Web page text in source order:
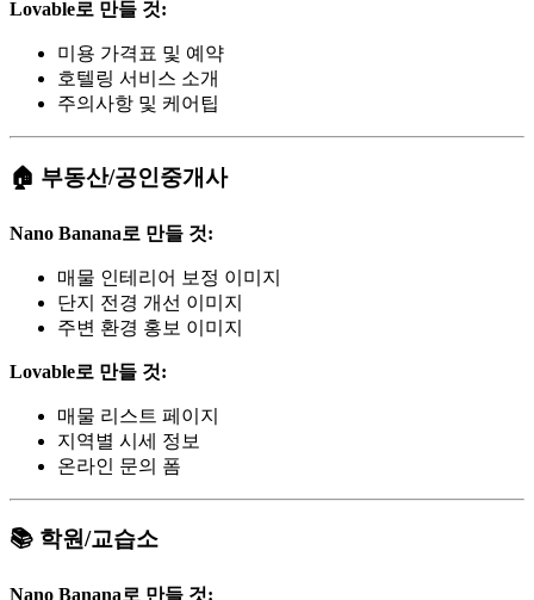
Lovable로 만들 것:
미용 가격표 및 예약
호텔링 서비스 소개
주의사항 및 케어팁
🏠 부동산/공인중개사
Nano Banana로 만들 것:
매물 인테리어 보정 이미지
단지 전경 개선 이미지
주변 환경 홍보 이미지
Lovable로 만들 것:
매물 리스트 페이지
지역별 시세 정보
온라인 문의 폼
📚 학원/교습소
Nano Banana로 만들 것: